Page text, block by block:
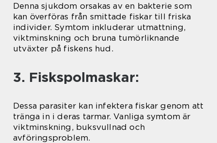
Denna sjukdom orsakas av en bakterie som
kan överföras från smittade fiskar till friska
individer. Symtom inkluderar utmattning,
viktminskning och bruna tumörliknande
utväxter på fiskens hud.
3. Fiskspolmaskar:
Dessa parasiter kan infektera fiskar genom att
tränga in i deras tarmar. Vanliga symtom är
viktminskning, buksvullnad och
avföringsproblem.